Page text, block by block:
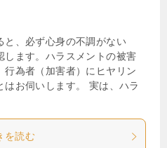
と、必ず心身の不調がない
します。ハラスメントの被害
行為者（加害者）にヒヤリン
お伺いします。 実は、ハラ
を読む